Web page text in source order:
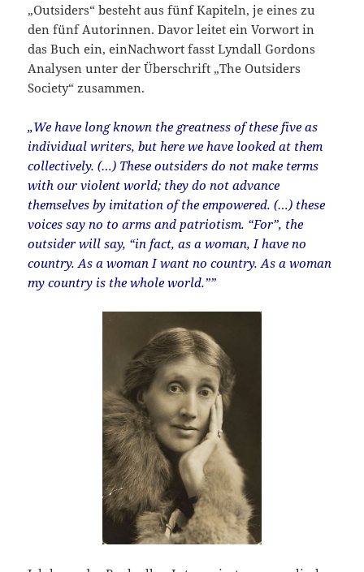
„Outsiders“ besteht aus fünf Kapiteln, je eines zu
den fünf Autorinnen. Davor leitet ein Vorwort in
das Buch ein, einNachwort fasst Lyndall Gordons
Analysen unter der Überschrift „The Outsiders
Society“ zusammen.
„We have long known the greatness of these five as
individual writers, but here we have looked at them
collectively. (…) These outsiders do not make terms
with our violent world; they do not advance
themselves by imitation of the empowered. (…) these
voices say no to arms and patriotism. “For”, the
outsider will say, “in fact, as a woman, I have no
country. As a woman I want no country. As a woman
my country is the whole world.””